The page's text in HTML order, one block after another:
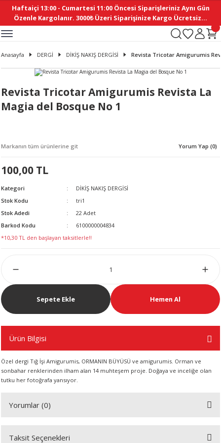
Haftaiçi 13:00 - Cumartesi 11:00 Öncesi Siparişleriniz Aynı Gün
Özenle Kargolanır. 3000₺ Üzeri Siparişinize Kargo Ücretsiz...
Geri Dön
Geri Dön
Geri Dön
İPİ
Geri Dön
Geri Dön
Geri Dön
Geri Dön
Geri Dön
Geri Dön
Geri Dön
Geri Dön
Geri Dön
Geri Dön
Geri Dön
Geri Dön
AKSESUAR
Geri Dön
DERGİ
Geri Dön
Geri Dön
Geri Dön
Geri Dön
Geri Dön
Anasayfa DERGİ DİKİŞ NAKIŞ DERGİSİ Revista Tricotar Amigurumis
Revista Tricotar Amigurumis Revista La
Magia del Bosque No 1
Markanın tüm ürünlerine git Yorum Yap (0)
100,00 TL
Kategori
DİKİŞ NAKIŞ DERGİSİ
Stok Kodu
tri1
Stok Adedi
22 Adet
Barkod Kodu
6100000004834
*10,30 TL den başlayan taksitlerle!!
Sepete Ekle Hemen Al
Ürün Bilgisi
Özel dergi Tığ İşi Amigurumis, ORMANIN BÜYÜSÜ ve amigurumis. Orman ve
sonbahar renklerinden ilham alan 14 muhteşem proje. Doğaya ve inceliğe olan
tutku her fotoğrafa yansıyor.
Yorumlar (0)
Taksit Seçenekleri